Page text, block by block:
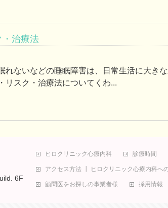
・治療法
れないなどの睡眠障害は、日常生活に大き
リスク・治療法についてくわ...
6F
ヒロクリニック心療内科 診療時間
アクセス方法 ┃ ヒロクリニック心療内科へ
顧問医をお探しの事業者様 採用情報